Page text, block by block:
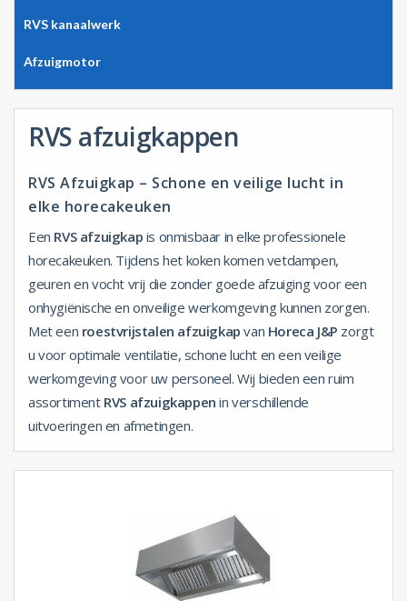
RVS kanaalwerk
Afzuigmotor
RVS afzuigkappen
RVS Afzuigkap – Schone en veilige lucht in
elke horecakeuken
Een RVS afzuigkap is onmisbaar in elke professionele
horecakeuken. Tijdens het koken komen vetdampen,
geuren en vocht vrij die zonder goede afzuiging voor een
onhygiënische en onveilige werkomgeving kunnen zorgen.
Met een roestvrijstalen afzuigkap van Horeca J&P zorgt
u voor optimale ventilatie, schone lucht en een veilige
werkomgeving voor uw personeel. Wij bieden een ruim
assortiment RVS afzuigkappen in verschillende
uitvoeringen en afmetingen.